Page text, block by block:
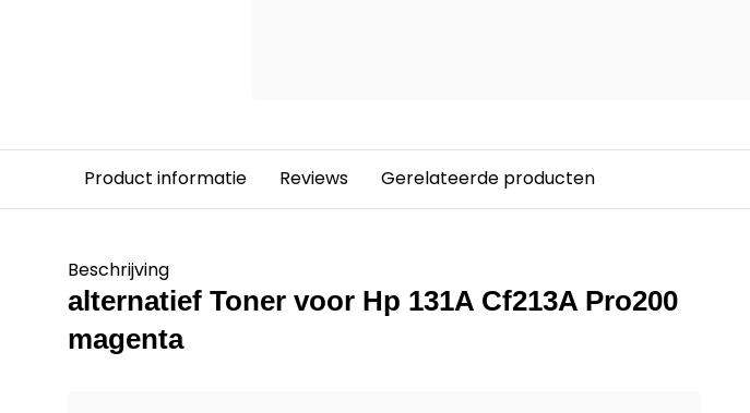
Product informatie Reviews Gerelateerde producten
Beschrijving
alternatief Toner voor Hp 131A Cf213A Pro200
magenta